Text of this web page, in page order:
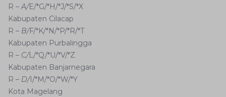
R –A/E/*G/*H/*J/*S/*X
Kabupaten Cilacap
R – B/F/*K/*N/*P/*R/*T
Kabupaten Purbalingga
R – C/L/*Q/*U/*V/*Z
Kabupaten Banjarnegara
R – D/I/*M/*O/*W/*Y
Kota Magelang